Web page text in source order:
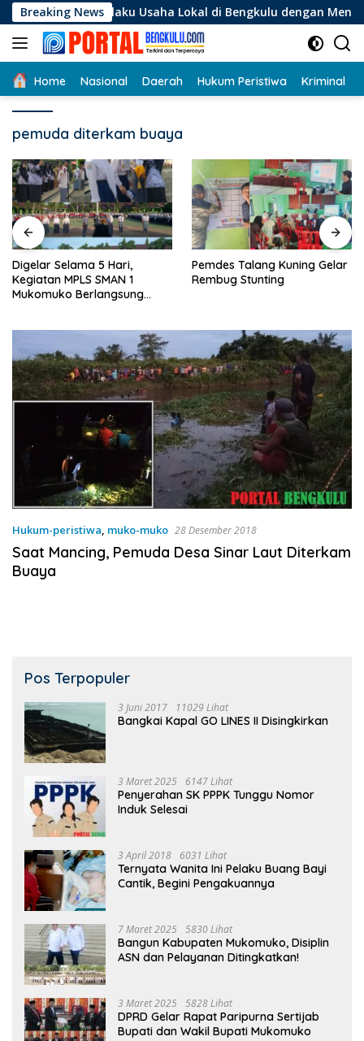
Langsung
ke
konten
Breaking News
Pelaku Usaha Lokal di Bengkulu dengan Meningkatkan
Home Nasional Daerah Hukum Peristiwa Kriminal
pemuda diterkam buaya
Digelar Selama 5 Hari,
Kegiatan MPLS SMAN 1
Mukomuko Berlangsung
Pemdes Talang Kuning Gelar
Rembug Stunting
Hukum-peristiwa, muko-muko 28 Desember 2018
Saat Mancing, Pemuda Desa Sinar Laut Diterkam
Buaya
Pos Terpopuler
3 Juni 2017 11029 Lihat
Bangkai Kapal GO LINES II Disingkirkan
3 Maret 2025 6147 Lihat
Penyerahan SK PPPK Tunggu Nomor
Induk Selesai
3 April 2018 6031 Lihat
Ternyata Wanita Ini Pelaku Buang Bayi
Cantik, Begini Pengakuannya
7 Maret 2025 5830 Lihat
Bangun Kabupaten Mukomuko, Disiplin
ASN dan Pelayanan Ditingkatkan!
3 Maret 2025 5828 Lihat
DPRD Gelar Rapat Paripurna Sertijab
Bupati dan Wakil Bupati Mukomuko